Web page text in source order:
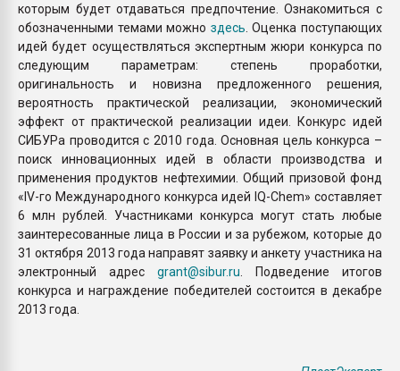
которым будет отдаваться предпочтение. Ознакомиться с
обозначенными темами можно здесь . Оценка поступающих
идей будет осуществляться экспертным жюри конкурса по
следующим параметрам: степень проработки,
оригинальность и новизна предложенного решения,
вероятность практической реализации, экономический
эффект от практической реализации идеи. Конкурс идей
СИБУРа проводится с 2010 года. Основная цель конкурса –
поиск инновационных идей в области производства и
применения продуктов нефтехимии. Общий призовой фонд
«IV-го Международного конкурса идей IQ-Chem» составляет
6 млн рублей. Участниками конкурса могут стать любые
заинтересованные лица в России и за рубежом, которые до
31 октября 2013 года направят заявку и анкету участника на
электронный адрес grant@sibur.ru . Подведение итогов
конкурса и награждение победителей состоится в декабре
2013 года.